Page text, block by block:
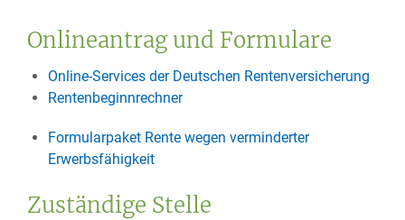
Onlineantrag und Formulare
Online-Services der Deutschen Rentenversicherung
Rentenbeginnrechner
Formularpaket Rente wegen verminderter
Erwerbsfähigkeit
Zuständige Stelle